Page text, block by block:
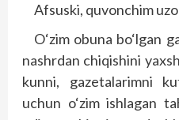
Afsuski, quvonchim
O‘zim obuna bo‘lgan
nashrdan chiqishini
kunni, gazetalarimni
uchun o‘zim ishlagan